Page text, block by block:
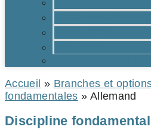
Accueil » Branches et
fondamentales » Allemand
Discipline